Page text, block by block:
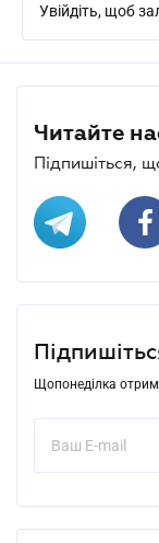
Увійдіть, щоб
Читайте
Підпишіться,
Щопонеділка